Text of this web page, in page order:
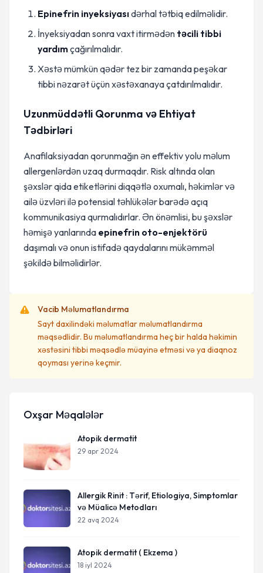
Epinefrin inyeksiyasıdərhal tətbiq edilməlidir.
İnyeksiyadan sonra vaxt itirmədən təcili tibbi
yardımçağırılmalıdır.
Xəstə mümkün qədər tez bir zamanda peşəkar
tibbi nəzarət üçün xəstəxanaya çatdırılmalıdır.
Uzunmüddətli Qorunma və Ehtiyat
Tədbirləri
Anafilaksiyadan qorunmağın ən effektiv yolu məlum
allergenlərdən uzaq durmaqdır. Risk altında olan
şəxslər qida etiketlərini diqqətlə oxumalı, həkimlər və
ailə üzvləri ilə potensial təhlükələr barədə açıq
kommunikasiya qurmalıdırlar. Ən önəmlisi, bu şəxslər
həmişə yanlarında epinefrin oto-enjektörü
daşımalı və onun istifadə qaydalarını mükəmməl
şəkildə bilməlidirlər.
Vacib Məlumatlandırma
Sayt daxilindəki məlumatlar məlumatlandırma
məqsədlidir. Bu məlumatlandırma heç bir halda həkimin
xəstəsini tibbi məqsədlə müayinə etməsi və ya diaqnoz
qoyması yerinə keçmir.
Oxşar Məqalələr
Atopik dermatit
29 apr 2024
Allergik Rinit : Tərif, Etiologiya, Simptomlar
və Müalicə Metodları
22 avq 2024
Atopik dermatit ( Ekzema )
18 iyl 2024